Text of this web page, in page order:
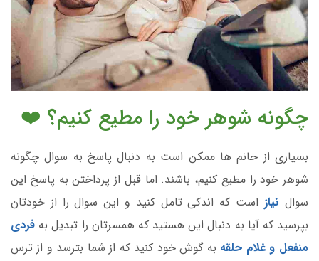
چگونه شوهر خود را مطیع کنیم؟ ❤️
بسیاری از خانم ها ممکن است به دنبال پاسخ به سوال چگونه
شوهر خود را مطیع کنیم، باشند. اما قبل از پرداختن به پاسخ این
سوال نیاز است که اندکی تامل کنید و این سوال را از خودتان
بپرسید که آیا به دنبال این هستید که همسرتان را تبدیل به فردی
منفعل و غلام حلقه به گوش خود کنید که از شما بترسد و از ترس